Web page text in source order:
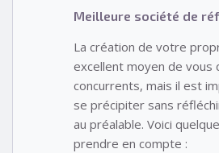
Meilleure société de
La création de votre
excellent moyen de vous
concurrents, mais il est
se précipiter sans
au préalable. Voici
prendre en compte :